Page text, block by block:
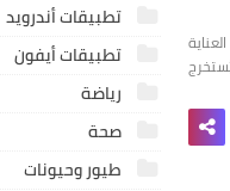
تطبيقات أندرويد
تطبيقات أيفون
رياضة
صحة
طيور وحيونات